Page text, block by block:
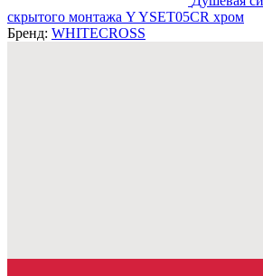
скрытого монтажа Y YSET05CR хром
Бренд: WHITECROSS